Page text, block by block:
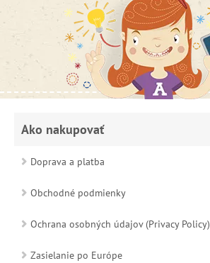
Ako nakupovať
Doprava a platba
Obchodné podmienky
Ochrana osobných údajov (Privacy Policy)
Zasielanie po Európe